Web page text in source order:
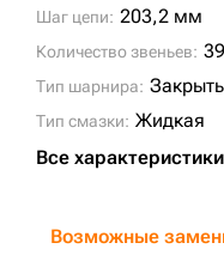
Шаг цепи: 203,2 мм
Количество звеньев:
Тип шарнира:
Тип смазки: Жидкая
Все характеристики
Возможные